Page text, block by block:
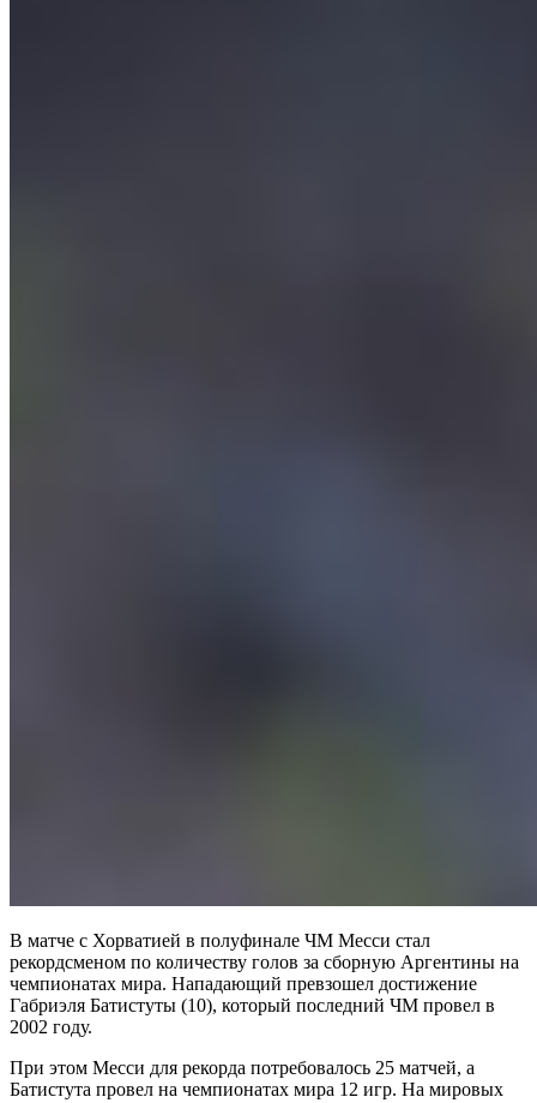
В матче с Хорватией в полуфинале ЧМ Месси стал
рекордсменом по количеству голов за сборную Аргентины на
чемпионатах мира. Нападающий превзошел достижение
Габриэля Батистуты (10), который последний ЧМ провел в
2002 году.
При этом Месси для рекорда потребовалось 25 матчей, а
Батистута провел на чемпионатах мира 12 игр. На мировых